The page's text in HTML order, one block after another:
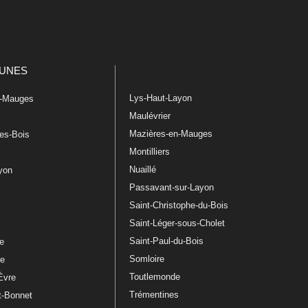
Mauges
Bois
Bonnet
Lys-Haut-Layon
Maulévrier
Mazières-en-Mauges
Montilliers
Nuaillé
Passavant-sur-Layon
Saint-Christophe-du-Bois
Saint-Léger-sous-Cholet
Saint-Paul-du-Bois
Somloire
Toutlemonde
Trémentines